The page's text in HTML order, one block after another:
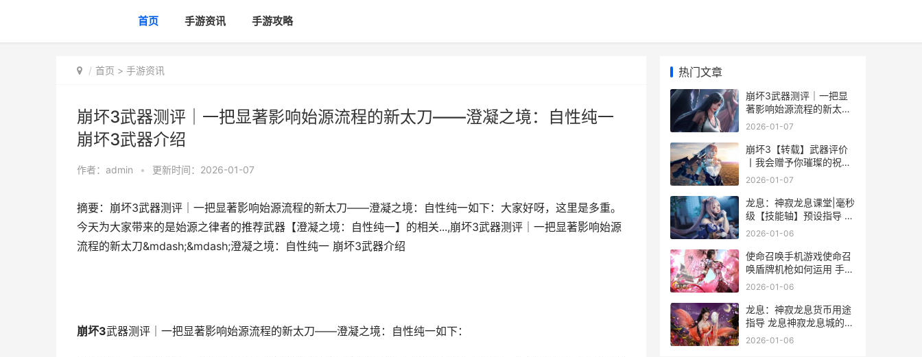
首页 手游资讯 手游攻略
首页 > 手游资讯
崩坏3武器测评｜一把显著影响始源流程的新太刀——澄凝之境：自性纯一
崩坏3武器介绍
作者： admin • 更新时间：2026-01-07
摘要：崩坏3武器测评｜一把显著影响始源流程的新太刀——澄凝之境：自性纯一如下：大家好呀，这里是多重。
今天为大家带来的是始源之律者的推荐武器【澄凝之境：自性纯一】的相关...,崩坏3武器测评｜一把显著影响始源
流程的新太刀&mdash;&mdash;澄凝之境：自性纯一 崩坏3武器介绍
崩坏3武器测评｜一把显著影响始源流程的新太刀——澄凝之境：自性纯一如下：
热门文章
崩坏3武器测评｜一把显
著影响始源流程的新太刀
——澄凝之境：自性纯一
2026-01-07
崩坏3【转载】武器评价
丨我会赠予你璀璨的祝福
——往世的飞花·爱之诗评
2026-01-07
龙息：神寂龙息课堂|毫秒
级【技能轴】预设指导 龙
息神寂龙息城怎么去
2026-01-06
使命召唤手机游戏使命召
唤盾牌机枪如何运用 手游
使命召唤
2026-01-06
龙息：神寂龙息货币用途
指导 龙息神寂龙息城的畅
饮比赛举办了多少届
2026-01-06